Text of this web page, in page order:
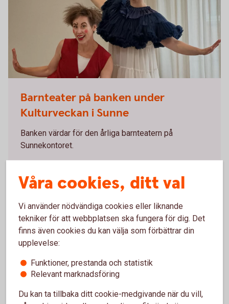
Barnteater på banken under
Kulturveckan i Sunne
Banken värdar för den årliga barnteatern på
Sunnekontoret.
Våra cookies, ditt val
Vi använder nödvändiga cookies eller liknande
tekniker för att webbplatsen ska fungera för dig. Det
finns även cookies du kan välja som förbättrar din
upplevelse:
Funktioner, prestanda och statistik
Relevant marknadsföring
Du kan ta tillbaka ditt cookie-medgivande när du vill,